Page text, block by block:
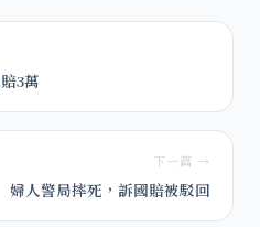
3萬
下一篇 →
婦人警局摔死，訴國賠被駁回